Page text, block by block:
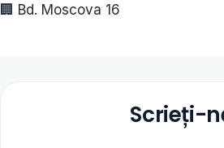
🏢 Bd. Moscova 16
Scrieți-